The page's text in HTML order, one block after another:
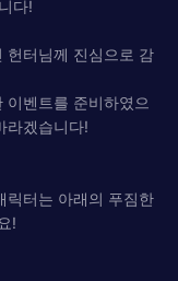
다!
헌터님께 진심으로 감
이벤트를 준비하였으
라겠습니다!
릭터는 아래의 푸짐한
!